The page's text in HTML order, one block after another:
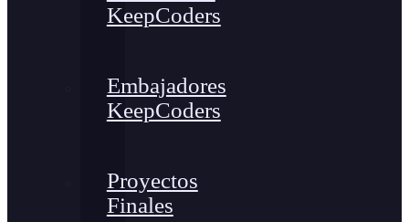
KeepCoders
Embajadores
KeepCoders
Proyectos
Finales